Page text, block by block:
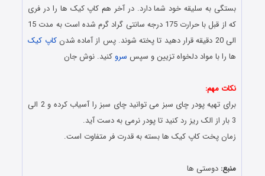
بستگی به سلیقه خود شما دارد. در آخر هم کاپ کیک ها را در فری
که از قبل با حرارت 175 درجه سانتی گراد گرم شده است به مدت 15
الی 20 دقیقه قرار دهید تا پخته شوند. پس از آماده شدن
کاپ کیک
ها را با مواد دلخواه تزیین و سپس سروکنید. نوش جان
نکات مهم:
برای تهیه پودر چای سبز می توانید چای سبز را آسیاب کرده و 2 الی
3 بار از الک ریز رد کنید تا پودر نرمی به دست آید.
زمان پخت کاپ کیک ها بسته به قدرت فر متفاوت است.
منبع: دوستی ها